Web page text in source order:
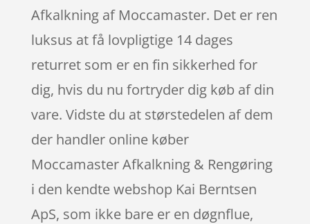
Afkalkning af Moccamaster. Det er ren
luksus at få lovpligtige 14 dages
returret som er en fin sikkerhed for
dig, hvis du nu fortryder dig køb af din
vare. Vidste du at størstedelen af dem
der handler online køber
Moccamaster Afkalkning & Rengøring
i den kendte webshop Kai Berntsen
ApS, som ikke bare er en døgnflue,